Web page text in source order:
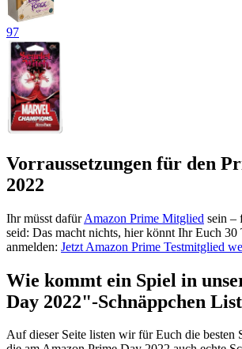
97
Vorraussetzungen für den
2022
Ihr müsst dafürAmazon Prime Mitglied sein –
seid: Das macht nichts, hier könnt Ihr Euch 30
anmelden: Jetzt Amazon Prime Testmitglied
Wie kommt ein Spiel in
Day 2022"-Schnäppchen
Auf dieser Seite listen wir für Euch die besten